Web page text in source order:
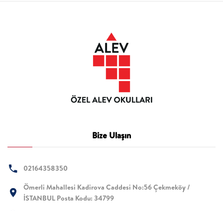
Bize Ulaşın
02164358350
Ömerli Mahallesi Kadirova Caddesi No:56 Çekmeköy /
İSTANBUL Posta Kodu: 34799